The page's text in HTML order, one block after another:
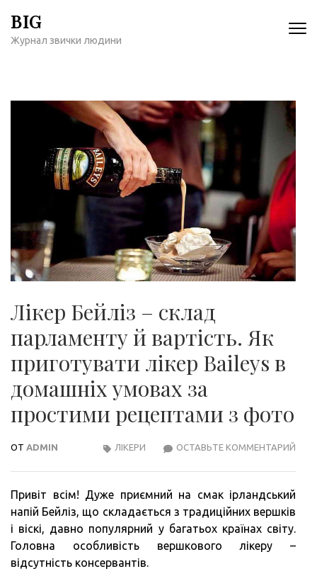
содержимому
BIG
Журнал звички людини
Лікер Бейліз – склад
парламенту й вартість. Як
приготувати лікер Baileys в
домашніх умовах за
простими рецептами з фото
ОТ ADMIN ОСТАВЬТЕ КОММЕНТАРИЙ
ЛІКЕРИ
Привіт всім! Дуже приємний на смак ірландський
напій Бейліз, що складається з традиційних вершків
і віскі, давно популярний у багатьох країнах світу.
Головна особливість вершкового лікеру –
відсутність консервантів.